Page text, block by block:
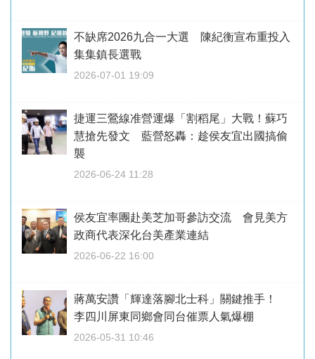
不缺席2026九合一大選 陳紀衡宣布重投入
集集鎮長選戰
2026-07-01 19:09
捷運三鶯線准營運爆「割稻尾」大戰！蘇巧
慧搶先發文 藍營怒轟：趁侯友宜出國搞偷
襲
2026-06-24 11:28
侯友宜率團赴美芝加哥參訪交流 會見美方
政商代表深化台美產業連結
2026-06-22 16:00
蔣萬安讚「輝達落腳北士科」關鍵推手！
李四川屏東同鄉會同台催票人氣爆棚
2026-05-31 10:46